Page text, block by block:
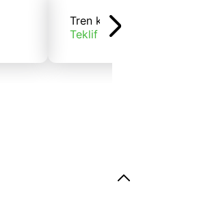
Tren kargo
Teklif alın